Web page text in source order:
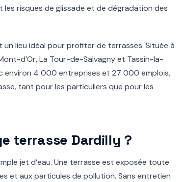
risques de glissade et de dégradation des
lieu idéal pour profiter de terrasses. Située à
d’Or, La Tour-de-Salvagny et Tassin-la-
environ 4 000 entreprises et 27 000 emplois,
tant pour les particuliers que pour les
terrasse Dardilly ?
jet d’eau. Une terrasse est exposée toute
et aux particules de pollution. Sans entretien